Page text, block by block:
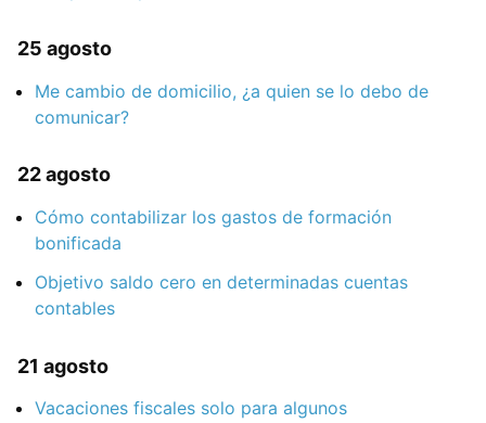
25 agosto
Me cambio de domicilio, ¿a quien se lo debo de
comunicar?
22 agosto
Cómo contabilizar los gastos de formación
bonificada
Objetivo saldo cero en determinadas cuentas
contables
21 agosto
Vacaciones fiscales solo para algunos